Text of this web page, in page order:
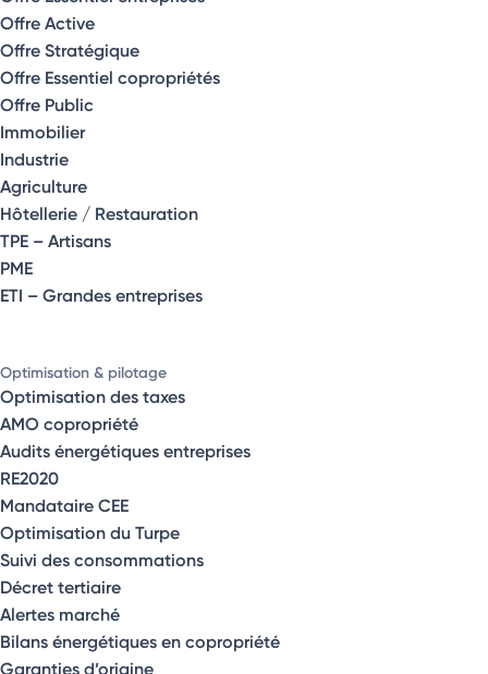
Offre Active
Offre Stratégique
Offre Essentiel copropriétés
Offre Public
Immobilier
Industrie
Agriculture
Hôtellerie / Restauration
TPE – Artisans
PME
ETI – Grandes entreprises
Optimisation & pilotage
Optimisation des taxes
AMO copropriété
Audits énergétiques entreprises
RE2020
Mandataire CEE
Optimisation du Turpe
Suivi des consommations
Décret tertiaire
Alertes marché
Bilans énergétiques en copropriété
Garanties d’origine